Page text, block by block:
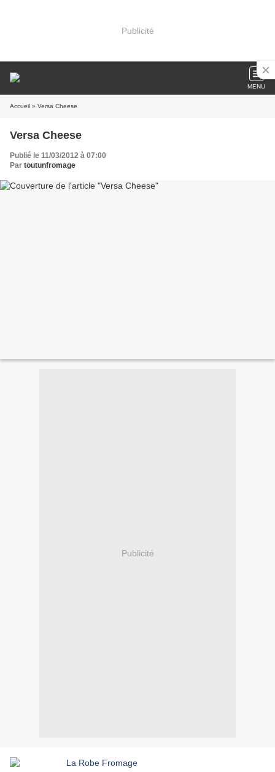
Publicité
MENU
Accueil » Versa Cheese
Versa Cheese
Publié le 11/03/2012 à 07:00
Par toutunfromage
Publicité